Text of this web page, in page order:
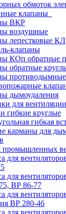
обмоток
клапаны
ВКР
воздушные
лепестковые КЛ
клапаны
КОп обратные
обратные
дымоудаления
для вентиляции
гибкие круглые
гибкая
карманы для
промышленных
для
для
ВР 86-77
для
ВР 280-46
для